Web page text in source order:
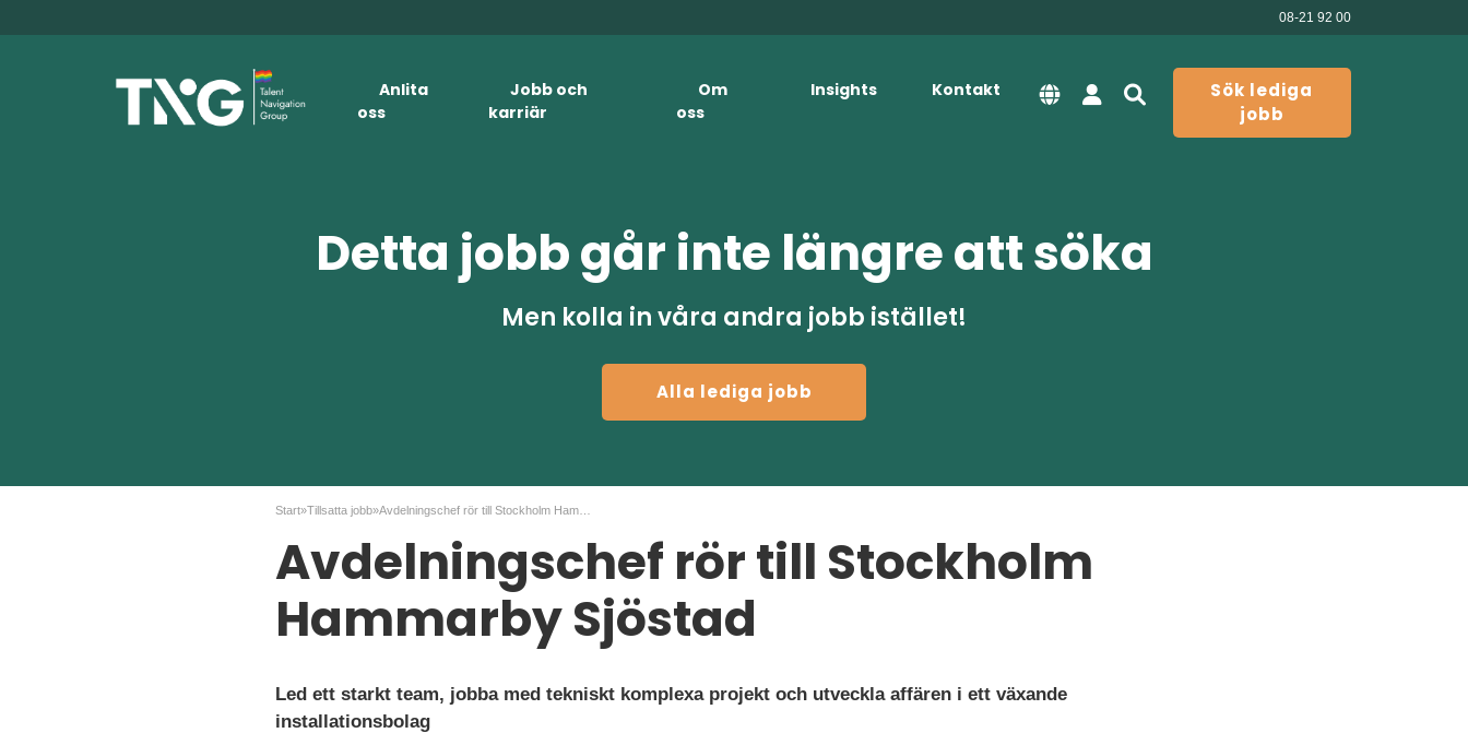
08-21 92 00
Anlita
oss
Jobb och
karriär
Om
oss
Insights Kontakt
Sök lediga
jobb
Detta jobb går inte längre att söka
Men kolla in våra andra jobb istället!
Alla lediga jobb
Start»Tillsatta jobb»
Avdelningschef rör till Stockholm
Hammarby Sjöstad
Led ett starkt team, jobba med tekniskt komplexa projekt och utveckla affären i ett växande
installationsbolag